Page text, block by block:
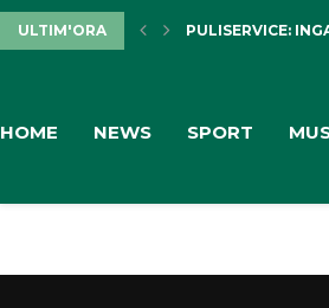
ULTIM'ORA PULISERVICE:
HOME NEWS SPORT